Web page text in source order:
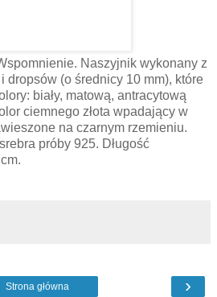
Naszyjnik wykonany z
dropsów (o średnicy 10 mm), które
biały, matową, antracytową
ciemnego złota wpadający w
na czarnym rzemieniu.
próby 925. Długość
›
Strona główna